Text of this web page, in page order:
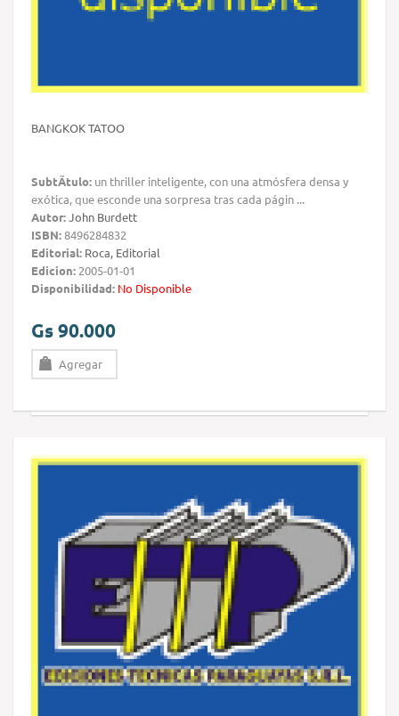
BANGKOK TATOO
SubtÃ­tulo: un thriller inteligente, con una atmósfera densa y
exótica, que esconde una sorpresa tras cada págin ...
Autor:John Burdett
ISBN:8496284832
Editorial: Roca, Editorial
Edicion: 2005-01-01
Disponibilidad: No Disponible
Gs 90.000
Agregar